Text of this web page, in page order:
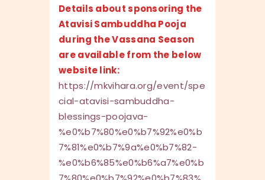
Details about sponsoring the
Atavisi Sambuddha Pooja
during the Vassana Season
are available from the below
website link:
https://mkvihara.org/event/spe
cial-atavisi-sambuddha-
blessings-poojava-
%e0%b7%80%e0%b7%92%e0%b
7%81%e0%b7%9a%e0%b7%82-
%e0%b6%85%e0%b6%a7%e0%b